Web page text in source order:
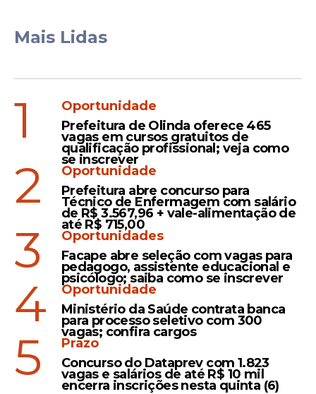
Mais Lidas
1
Oportunidade
Prefeitura de Olinda oferece 465
vagas em cursos gratuitos de
qualificação profissional; veja como
se inscrever
2
Oportunidade
Prefeitura abre concurso para
Técnico de Enfermagem com salário
de R$ 3.567,96 + vale-alimentação de
até R$ 715,00
3
Oportunidades
Facape abre seleção com vagas para
pedagogo, assistente educacional e
psicólogo; saiba como se inscrever
4
Oportunidade
Ministério da Saúde contrata banca
para processo seletivo com 300
vagas; confira cargos
5
Prazo
Concurso do Dataprev com 1.823
vagas e salários de até R$ 10 mil
encerra inscrições nesta quinta (6)